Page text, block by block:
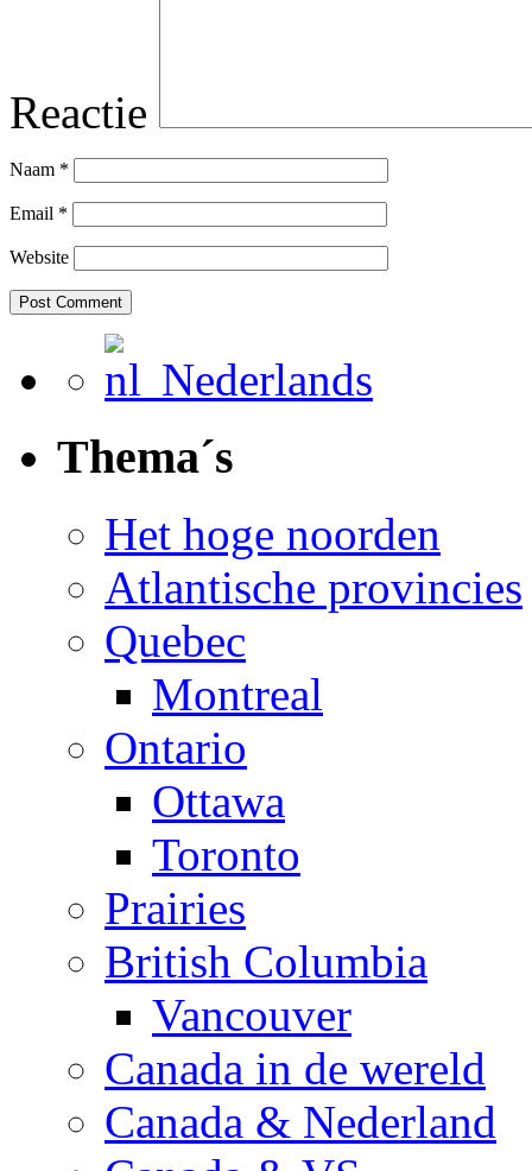
Reactie
Naam *
Email *
Website
Nederlands
Thema´s
Het hoge noorden
Atlantische provincies
Quebec
Montreal
Ontario
Ottawa
Toronto
Prairies
British Columbia
Vancouver
Canada in de wereld
Canada & Nederland